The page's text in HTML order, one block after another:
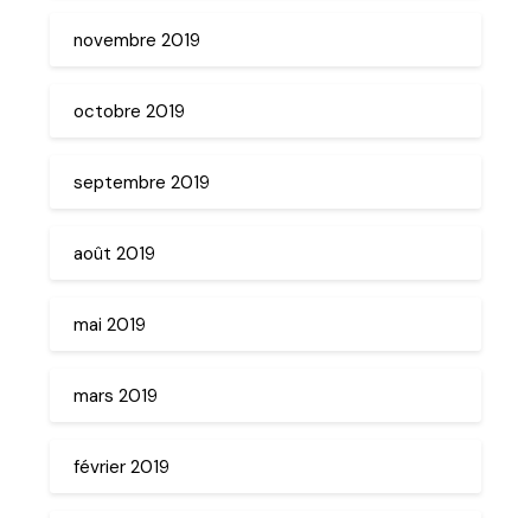
novembre 2019
octobre 2019
septembre 2019
août 2019
mai 2019
mars 2019
février 2019